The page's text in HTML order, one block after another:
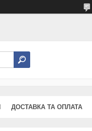
ДОСТАВКА ТА ОПЛАТА